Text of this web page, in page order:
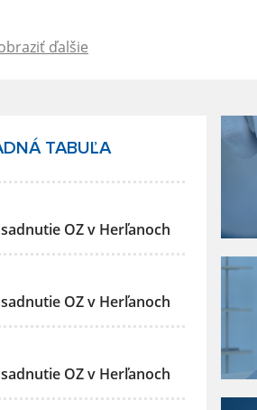
ďalšie
TABUĽA
OZ v Herľanoch
OZ v Herľanoch
OZ v Herľanoch